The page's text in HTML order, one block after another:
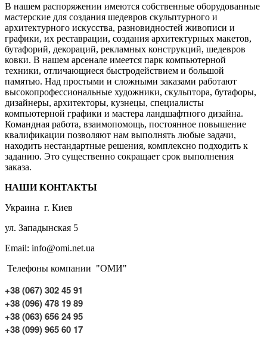
В нашем распоряжении имеются собственные оборудованные
мастерские для создания шедевров скульптурного и
архитектурного искусства, разновидностей живописи и
графики, их реставрации, создания архитектурных макетов,
бутафорий, декораций, рекламных конструкций, шедевров
ковки. В нашем арсенале имеется парк компьютерной
техники, отличающиеся быстродействием и большой
памятью. Над простыми и сложными заказами работают
высокопрофессиональные художники, скульптора, бутафоры,
дизайнеры, архитекторы, кузнецы, специалисты
компьютерной графики и мастера ландшафтного дизайна.
Командная работа, взаимопомощь, постоянное повышение
квалификации позволяют нам выполнять любые задачи,
находить нестандартные решения, комплексно подходить к
заданию. Это существенно сокращает срок выполнения
заказа.
НАШИ КОНТАКТЫ
Украина г. Киев
ул. Западынская 5
Email: info@omi.net.ua
Телефоны компании "ОМИ"
+38 (067) 302 45 91
+38 (096) 478 19 89
+38 (063) 656 24 95
+38 (099) 965 60 17